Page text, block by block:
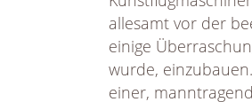
allesamt vor der
einige
wurde,
einer,